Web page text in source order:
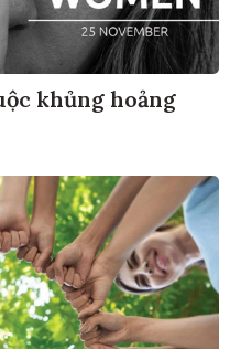
khủng hoảng